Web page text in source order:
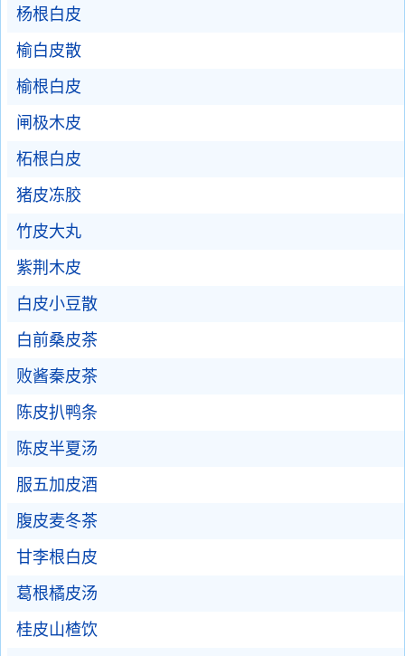
杨根白皮
榆白皮散
榆根白皮
闸极木皮
柘根白皮
猪皮冻胶
竹皮大丸
紫荆木皮
白皮小豆散
白前桑皮茶
败酱秦皮茶
陈皮扒鸭条
陈皮半夏汤
服五加皮酒
腹皮麦冬茶
甘李根白皮
葛根橘皮汤
桂皮山楂饮